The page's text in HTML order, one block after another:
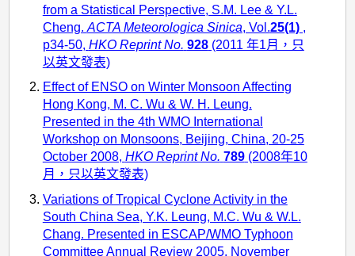
考
from a Statistical Perspective, S.M. Lee & Y.L.
Cheng. ACTA Meteorologica Sinica, Vol.25(1),
p34-50, HKO Reprint No. 928(2011 年1月，只
以英文發表)
Effect of ENSO on Winter Monsoon Affecting
Hong Kong, M. C. Wu & W. H. Leung.
Presented in the 4th WMO International
Workshop on Monsoons, Beijing, China, 20-25
October 2008, HKO Reprint No. 789(2008年10
月，只以英文發表)
Variations of Tropical Cyclone Activity in the
South China Sea, Y.K. Leung, M.C. Wu & W.L.
Chang. Presented in ESCAP/WMO Typhoon
Committee Annual Review 2005, November